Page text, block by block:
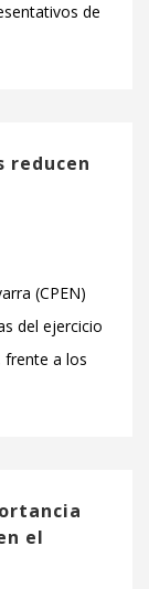
de
reducen
(CPEN)
del ejercicio
frente a los
el